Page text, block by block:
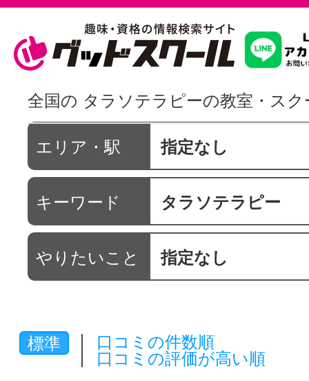
習いたいこ
スクールを
駅・路線か
通信講座を
体験レッス
全国の タラソテラピーの教室・スク
エリア・駅 指定なし
キーワード タラソテラピー
やりたいこと 指定なし
標準
口コミの件数順
口コミの評価が高い順